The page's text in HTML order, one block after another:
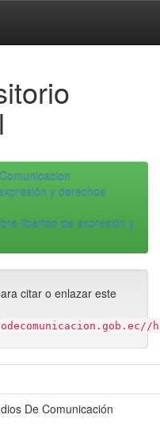
y derechos
libertad de expresión y
citar o enlazar este
De Comunicación